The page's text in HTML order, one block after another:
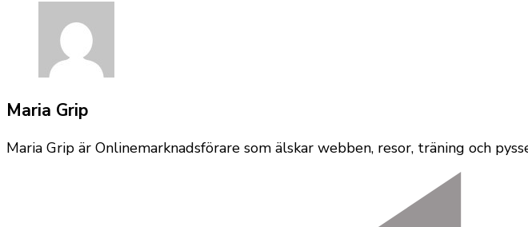
Maria Grip
Maria Grip är Onlinemarknadsförare som älskar webben, resor, träning och